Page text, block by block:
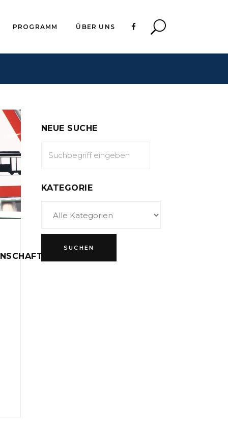
PROGRAMM ÜBER UNS
NEUE SUCHE
KATEGORIE